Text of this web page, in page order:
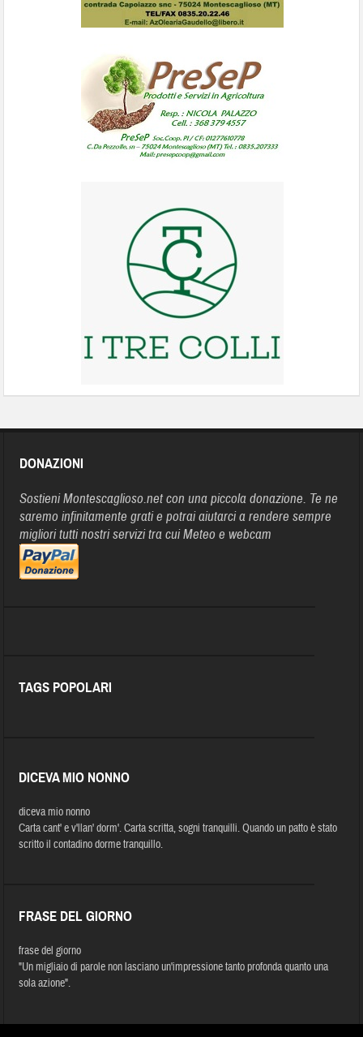
DONAZIONI
Sostieni Montescaglioso.net con una piccola donazione. Te ne
saremo infinitamente grati e potrai aiutarci a rendere sempre
migliori tutti nostri servizi tra cui Meteo e webcam
TAGS POPOLARI
DICEVA MIO NONNO
diceva mio nonno
Carta cant' e v'llan' dorm'. Carta scritta, sogni tranquilli. Quando un patto è stato
scritto il contadino dorme tranquillo.
FRASE DEL GIORNO
frase del giorno
"Un migliaio di parole non lasciano un'impressione tanto profonda quanto una
sola azione".